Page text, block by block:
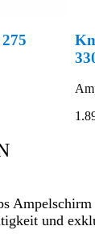
und